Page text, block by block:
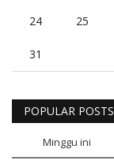
24 25
31
POPULAR POSTS
Minggu ini